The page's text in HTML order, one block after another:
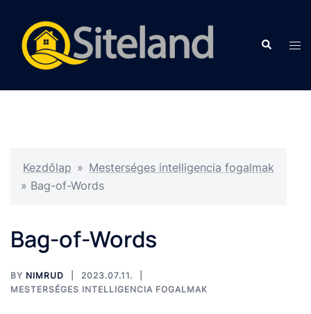
Kezdőlap » Mesterséges intelligencia fogalmak
» Bag-of-Words
Bag-of-Words
BY NIMRUD
2023.07.11.
MESTERSÉGES INTELLIGENCIA FOGALMAK